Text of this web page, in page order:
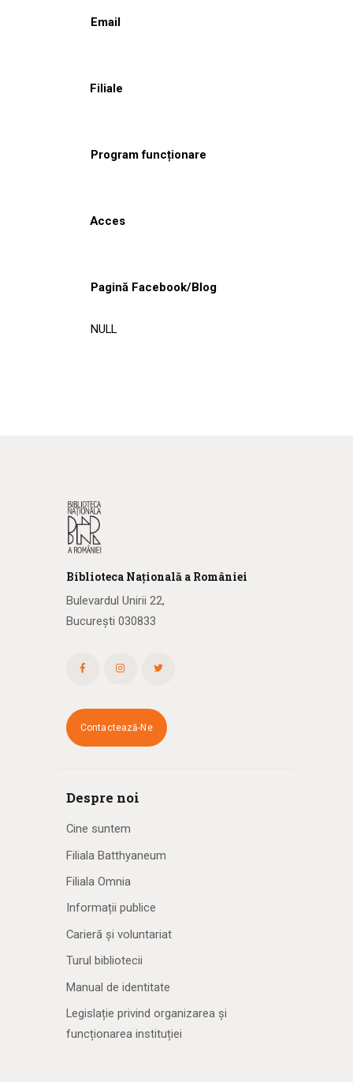
Email
Filiale
Program funcționare
Acces
Pagină Facebook/Blog
NULL
Biblioteca Națională a României
Bulevardul Unirii 22,
București 030833
Contactează-Ne
Despre noi
Cine suntem
Filiala Batthyaneum
Filiala Omnia
Informații publice
Carieră și voluntariat
Turul bibliotecii
Manual de identitate
Legislație privind organizarea și
funcționarea instituției